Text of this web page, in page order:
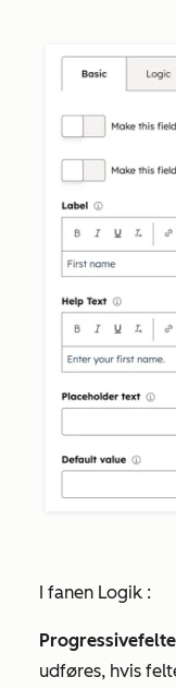
I fanen Logik :
Progressive
udføres, hvis